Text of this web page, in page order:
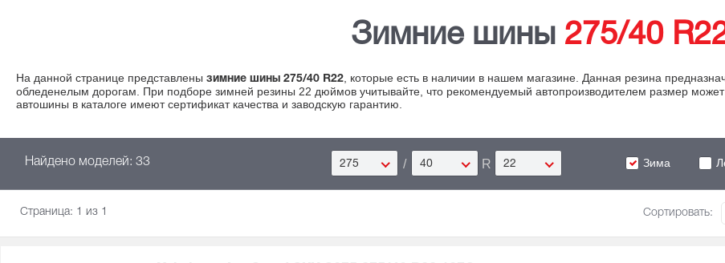
Зимние шины 275/40
На данной странице представлены зимние шины 275/40 R22
, которые есть в наличии в нашем магазине. Данная резина
обледенелым дорогам. При подборе зимней резины 22 дюймов учитывайте, что рекомендуемый автопроизводителем размер может
автошины в каталоге имеют сертификат качества и заводскую гарантию.
Найдено моделей: 33 275 / 40 R 22 Зима
Страница: 1 из 1 Сортировать: